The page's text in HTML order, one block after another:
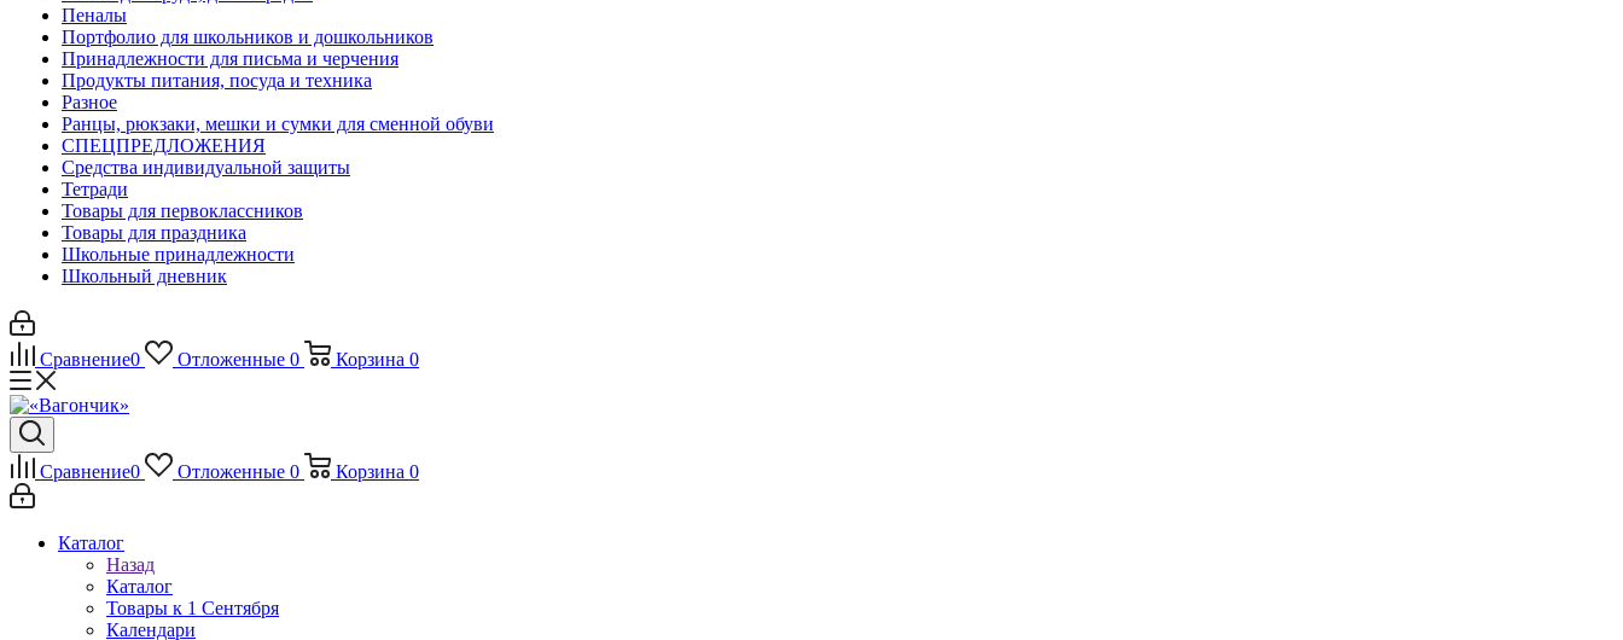
Пеналы
Портфолио для школьников и дошкольников
Принадлежности для письма и черчения
Продукты питания, посуда и техника
Разное
Ранцы, рюкзаки, мешки и сумки для сменной обуви
СПЕЦПРЕДЛОЖЕНИЯ
Средства индивидуальной защиты
Тетради
Товары для первоклассников
Товары для праздника
Школьные принадлежности
Школьный дневник
Сравнение0 Отложенные 0 Корзина 0
Сравнение0 Отложенные 0 Корзина 0
Каталог
Назад
Каталог
Товары к 1 Сентября
Календари